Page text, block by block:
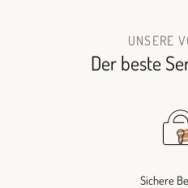
UNSERE
Der beste
Sichere